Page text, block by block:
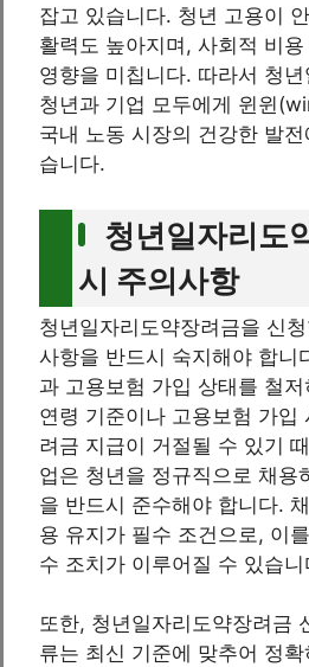
잡고 있습니다. 청년 고용이
활력도 높아지며, 사회적 비
영향을 미칩니다. 따라서 청
청년과 기업 모두에게 윈윈
국내 노동 시장의 건강한 발
습니다.
청년일자리도
시 주의사항
청년일자리도약장려금을 신
사항을 반드시 숙지해야 합니
과 고용보험 가입 상태를 철
연령 기준이나 고용보험 가입
려금 지급이 거절될 수 있기
업은 청년을 정규직으로 채용
을 반드시 준수해야 합니다.
용 유지가 필수 조건으로, 이
수 조치가 이루어질 수 있습니
또한, 청년일자리도약장려금
류는 최신 기준에 맞추어 정